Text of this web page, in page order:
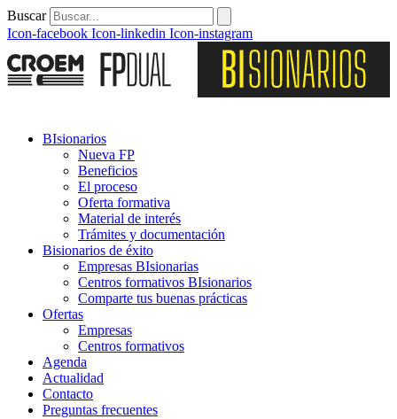
Buscar
Icon-facebook Icon-linkedin Icon-instagram
BIsionarios
Nueva FP
Beneficios
El proceso
Oferta formativa
Material de interés
Trámites y documentación
Bisionarios de éxito
Empresas BIsionarias
Centros formativos BIsionarios
Comparte tus buenas prácticas
Ofertas
Empresas
Centros formativos
Agenda
Actualidad
Contacto
Preguntas frecuentes